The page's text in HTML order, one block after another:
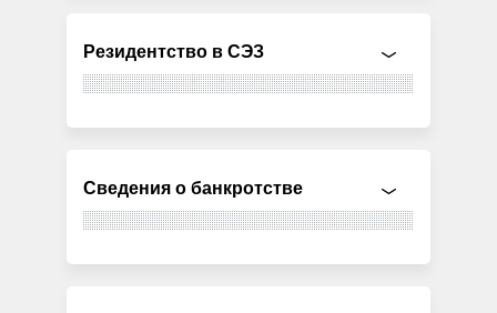
Резидентство в СЭЗ
Сведения о банкротстве